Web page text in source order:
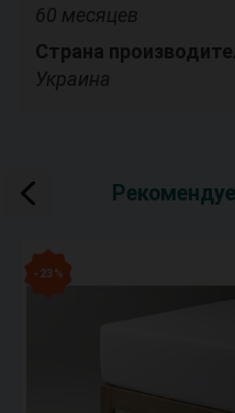
60 месяцев
Страна
Украина
- 23 %